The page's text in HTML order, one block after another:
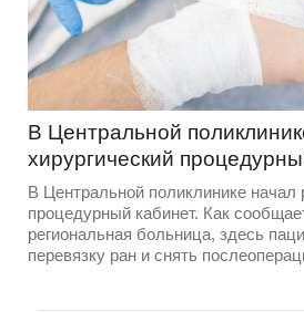
В Центральной
хирургический
В Центральной поликлинике начал
процедурный кабинет. Как
региональная больница, здесь
перевязку ран и снять